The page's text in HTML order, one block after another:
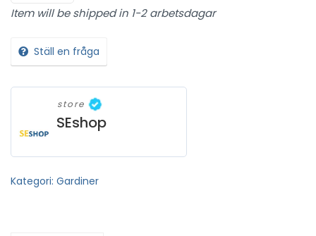
Item will be shipped in 1-2 arbetsdagar
Ställ en fråga
store
SEshop
Kategori: Gardiner